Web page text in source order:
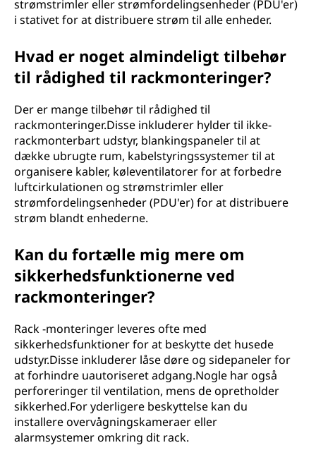
strømstrimler eller strømfordelingsenheder (PDU'er)
i stativet for at distribuere strøm til alle enheder.
Hvad er noget almindeligt tilbehør
til rådighed til rackmonteringer?
Der er mange tilbehør til rådighed til
rackmonteringer.Disse inkluderer hylder til ikke-
rackmonterbart udstyr, blankingspaneler til at
dække ubrugte rum, kabelstyringssystemer til at
organisere kabler, køleventilatorer for at forbedre
luftcirkulationen og strømstrimler eller
strømfordelingsenheder (PDU'er) for at distribuere
strøm blandt enhederne.
Kan du fortælle mig mere om
sikkerhedsfunktionerne ved
rackmonteringer?
Rack -monteringer leveres ofte med
sikkerhedsfunktioner for at beskytte det husede
udstyr.Disse inkluderer låse døre og sidepaneler for
at forhindre uautoriseret adgang.Nogle har også
perforeringer til ventilation, mens de opretholder
sikkerhed.For yderligere beskyttelse kan du
installere overvågningskameraer eller
alarmsystemer omkring dit rack.